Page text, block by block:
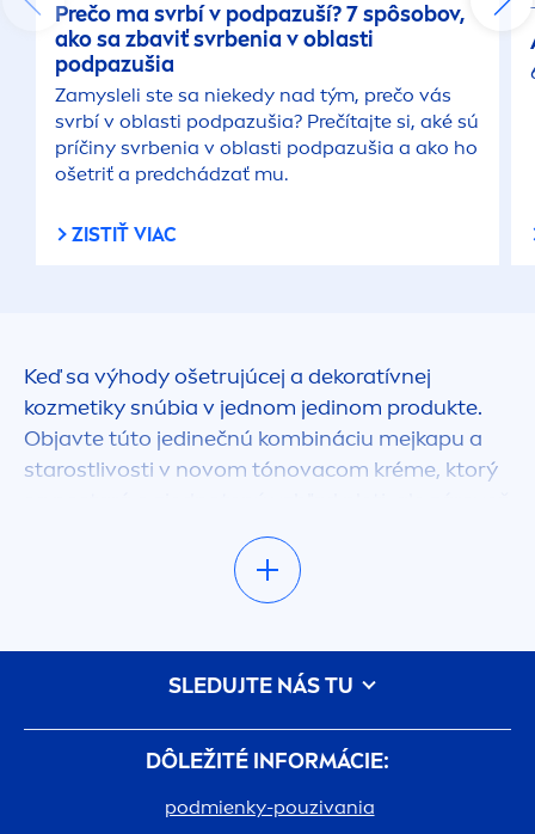
Prečo ma svrbí v podpazuší? 7 spôsobov,
ako sa zbaviť svrbenia v oblasti
podpazušia
Zamysleli ste sa niekedy nad tým, prečo vás
svrbí v oblasti podpazušia? Prečítajte si, aké sú
príčiny svrbenia v oblasti podpazušia a ako ho
ošetriť a predchádzať mu.
ZISTIŤ VIAC
Keď sa výhody ošetrujúcej a dekoratívnej
kozmetiky snúbia v jednom jedinom produkte.
Objavte túto jedinečnú kombináciu mejkapu a
starostlivosti v novom tónovacom kréme, ktorý
táciu a postará sa o pružnosť
a svieži vzhľad. Ošetrujúci tónovací krém 3 v 1 je
dermatologicky testovaný a vďaka svojmu
si svoj odtieň a urobte krok ku krajšej pleti ešte
DÔLEŽITÉ INFORMÁCIE:
podmienky-pouzivania
SLEDUJTE NÁS TU